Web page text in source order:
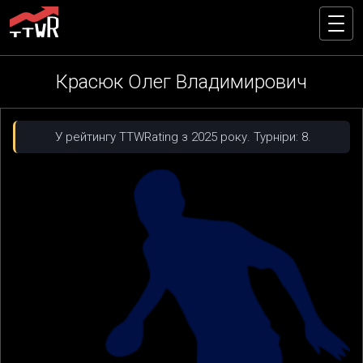
Красюк Олег Владимирович
У рейтингу TTWRating з 2025 року. Турніри: 8.